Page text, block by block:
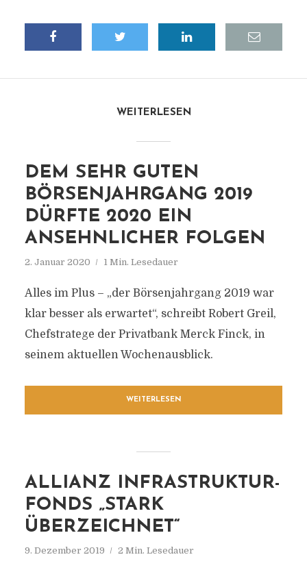
WEITERLESEN
DEM SEHR GUTEN
BÖRSENJAHRGANG 2019
DÜRFTE 2020 EIN
ANSEHNLICHER FOLGEN
2. Januar 2020 1 Min. Lesedauer
Alles im Plus – „der Börsenjahrgang 2019 war
klar besser als erwartet“, schreibt Robert Greil,
Chefstratege der Privatbank Merck Finck, in
seinem aktuellen Wochenausblick.
WEITERLESEN
ALLIANZ INFRASTRUKTUR-
FONDS „STARK
ÜBERZEICHNET“
9. Dezember 2019 2 Min. Lesedauer